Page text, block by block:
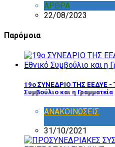
ΑΡΘΡΑ
22/08/2023
Παρόμοια
19ο ΣΥΝΕΔΡΙΟ ΤΗΣ ΕΕΔΥΕ -
Συμβούλιο και η Γραμματεία
ΑΝΑΚΟΙΝΩΣΕΙΣ
31/10/2021